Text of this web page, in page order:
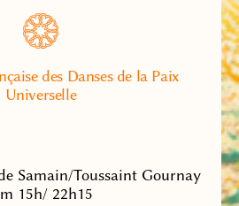
des Danses de la Paix
Universelle
Samain/Toussaint Gournay
15h/ 22h15